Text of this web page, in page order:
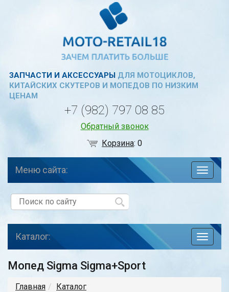
ЗАПЧАСТИ И АКСЕССУАРЫДЛЯ МОТОЦИКЛОВ,
КИТАЙСКИХ СКУТЕРОВ И МОПЕДОВ ПО НИЗКИМ
ЦЕНАМ
+7 (982) 797 08 85
Обратный звонок
Корзина:0
по
Меню сайта:
toggle
Каталог:
Мопед Sigma Sigma+Sport
Главная
Каталог